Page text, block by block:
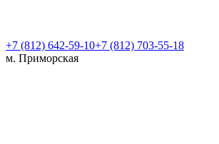
+7 (812) 642-59-10+7 (812) 703-55-18
м. Приморская